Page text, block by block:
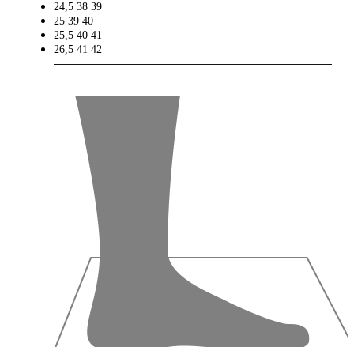
24,5 38 39
25 39 40
25,5 40 41
26,5 41 42